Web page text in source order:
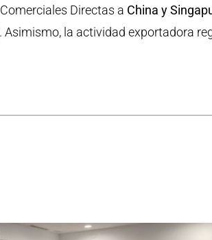
Directas a China y
Asimismo, la actividad exportadora